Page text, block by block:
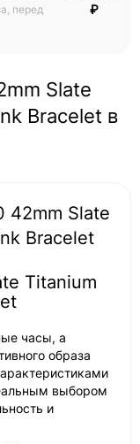
перед
₽
Slate
Bracelet в
42mm Slate
Bracelet
Titanium
часы, а
образа
выбором
и